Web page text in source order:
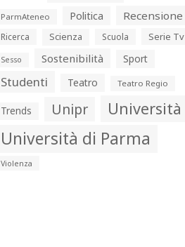
ParmAteneo Politica Recensione
Ricerca Scienza Scuola Serie Tv
Sesso Sostenibilità Sport
Studenti Teatro Teatro Regio
Trends Unipr Università
Università di Parma
Violenza